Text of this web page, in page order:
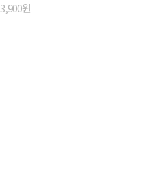
3,900원